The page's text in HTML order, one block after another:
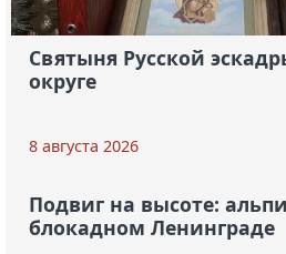
Святыня Русской
округе
8 августа 2026
Подвиг на высоте:
блокадном Ленинграде